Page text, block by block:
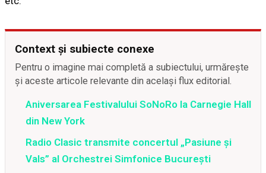
Context și subiecte conexe
Pentru o imagine mai completă a subiectului, urmărește
și aceste articole relevante din același flux editorial.
Aniversarea Festivalului SoNoRo la Carnegie Hall
din New York
Radio Clasic transmite concertul „Pasiune și
Vals” al Orchestrei Simfonice București